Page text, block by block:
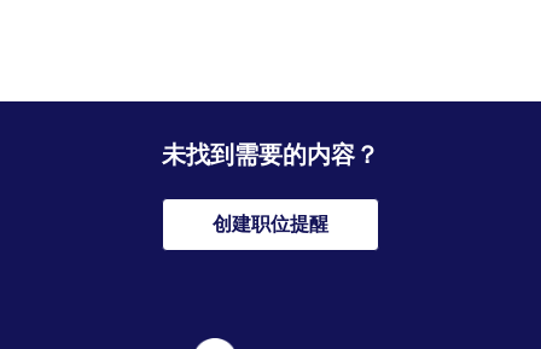
未找到需要的内容？
创建职位提醒